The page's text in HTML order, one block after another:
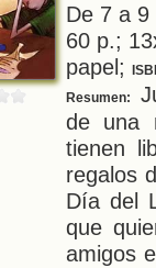
De 7 a
60 p.;
papel;
Resumen:
de una
tienen
regalos
Día del
que
amigos